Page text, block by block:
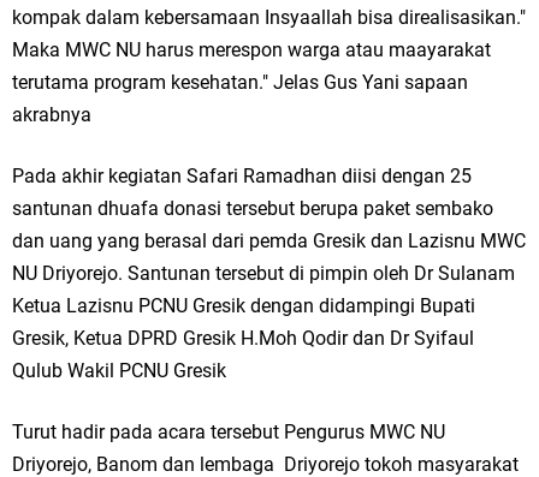
Islamic Center
Nila Yani Apresiasi Launching Komunitas Gowes dan Pasar Ahad
Takmir Masjid KH Robbach Ma’sum Gelar Penyembelihan Hewan
Qurban dari Bupati & Kepala DPMPTSP Gresik
Kurban untuk Ratusan Warga
Keluarga Besar dr. Titin Ekowati RS Wates Husada Balongpanggang
kompak dalam kebersamaan Insyaallah bisa direalisasikan."
Maka MWC NU harus merespon warga atau maayarakat
terutama program kesehatan." Jelas Gus Yani sapaan
akrabnya
Pada akhir kegiatan Safari Ramadhan diisi dengan 25
santunan dhuafa donasi tersebut berupa paket sembako
dan uang yang berasal dari pemda Gresik dan Lazisnu MWC
NU Driyorejo. Santunan tersebut di pimpin oleh Dr Sulanam
Ketua Lazisnu PCNU Gresik dengan didampingi Bupati
Gresik, Ketua DPRD Gresik H.Moh Qodir dan Dr Syifaul
Qulub Wakil PCNU Gresik
Turut hadir pada acara tersebut Pengurus MWC NU
Driyorejo, Banom dan lembaga Driyorejo tokoh masyarakat